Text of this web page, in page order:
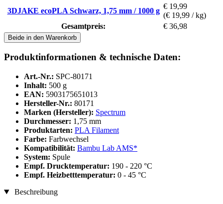
3DJAKE ecoPLA Schwarz, 1,75 mm / 1000 g
€ 19,99
(€ 19,99 / kg)
Gesamtpreis:
€ 36,98
Beide in den Warenkorb
Produktinformationen & technische Daten:
Art.-Nr.: SPC-80171
Inhalt: 500 g
EAN: 5903175651013
Hersteller-Nr.: 80171
Marken (Hersteller): Spectrum
Durchmesser: 1,75 mm
Produktarten: PLA Filament
Farbe: Farbwechsel
Kompatibilität: Bambu Lab AMS*
System: Spule
Empf. Drucktemperatur: 190 - 220 °C
Empf. Heizbetttemperatur: 0 - 45 °C
Beschreibung